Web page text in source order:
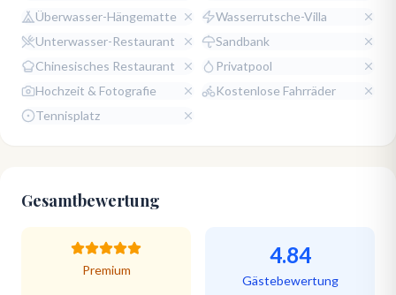
Überwasser-Hängematte
Wasserrutsche-Villa
Unterwasser-Restaurant
Sandbank
Chinesisches Restaurant
Privatpool
Hochzeit & Fotografie
Kostenlose Fahrräder
Tennisplatz
Gesamtbewertung
Premium
4.84
Gästebewertung